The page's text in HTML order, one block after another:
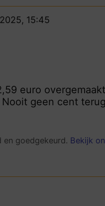
15:45
euro
geen cent
en goedgekeurd. Bekijk